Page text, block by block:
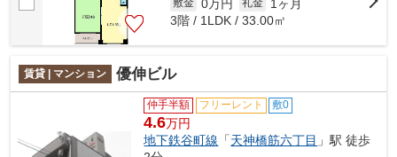
敷金 0万円 礼金
1ヶ月
3階 / 1LDK / 33.00㎡
賃貸 | マンション 優伸ビル
仲手半額 フリーレント 敷0
4.6万円
地下鉄谷町線 「天神橋筋六丁目 」駅 徒歩